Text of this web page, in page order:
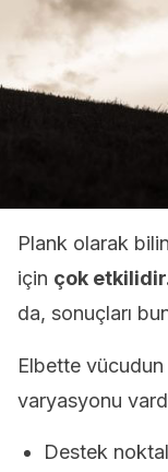
Plank olarak
için çok
da, sonuçları
Elbette vücudun
varyasyonu
Destek